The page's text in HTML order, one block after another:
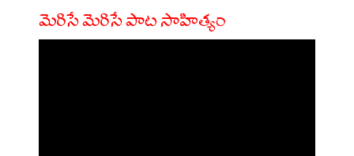
మెరిసే మెరిసే పాట సాహిత్యం